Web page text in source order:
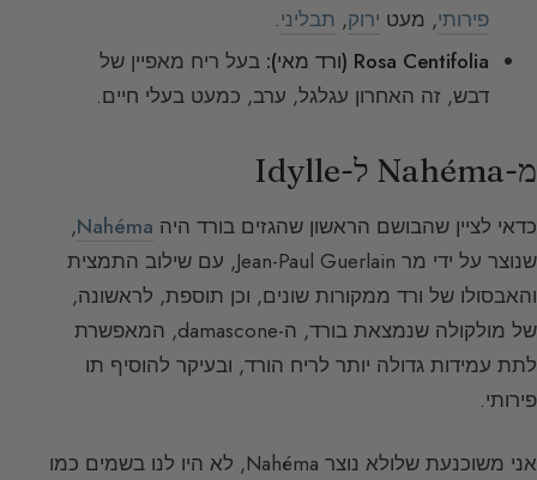
פירותי, מעט ירוק, תבליני.
Rosa Centifolia (ורד מאי):
בעל ריח מאפיין של
דבש, זה האחרון עגלגל, ערב, כמעט בעלי חיים.
מ-Nahéma ל-Idylle
כדאי לציין שהבושם הראשון שהגזים בורד היה Nahéma
,
שנוצר על ידי מר Jean-Paul Guerlain, עם שילוב התמצית
והאבסולו של ורד ממקורות שונים, וכן תוספת, לראשונה,
של מולקולה שנמצאת בורד, ה-damascone, המאפשרת
לתת עמידות גדולה יותר לריח הורד, ובעיקר להוסיף תו
פירותי.
אני משוכנעת שלולא נוצר Nahéma, לא היו לנו בשמים כמו